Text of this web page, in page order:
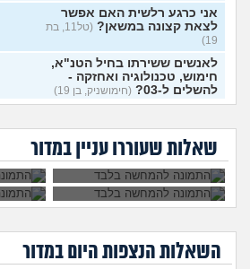
אני כרגע רלשית האם אפשר
לצאת קצונה במשאן?
(טל11, בת
19)
לאנשים ששירתו בחיל הטנ"א,
חימוש, טכנולוגיה ואחזקה -
להשלים ל-03?
(חימושניק, בן 19)
עשתה לאחרונה טירונות
בעובדה? (אנונימית, בת 18)
ויתור על לוחמה בבקו״ם
(אנונימי, בת 18)
ויתור על לוחמה בבקו״ם מה
לצאת מהצבא על נפשי (יוני, בן
19)
שאלות שעוררו עניין במדור
אני רוצה להתגייס
ימנעו לצאת איתי?
לחזור
החיסונים בבקום, אני
יכולה לוותר?
צבא?
השאלות הנצפות היוםבמדור